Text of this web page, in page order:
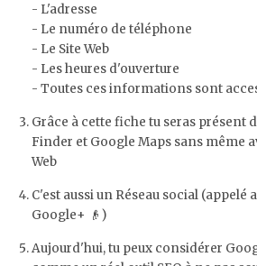
- L'adresse
- Le numéro de téléphone
- Le Site Web
- Les heures d'ouverture
- Toutes ces informations sont
Grâce à cette fiche tu seras présent
Finder et Google Maps sans même
Web
C'est aussi un Réseau social
Google+ 👴)
Aujourd'hui, tu peux considérer